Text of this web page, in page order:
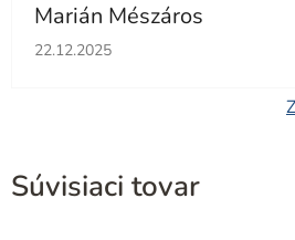
Marián Mészáros
Hodnotenie obchodu je 5 z 5
22.12.2025
Súvisiaci tovar